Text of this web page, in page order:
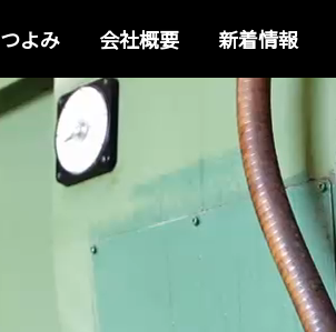
つよみ 会社概要 新着情報